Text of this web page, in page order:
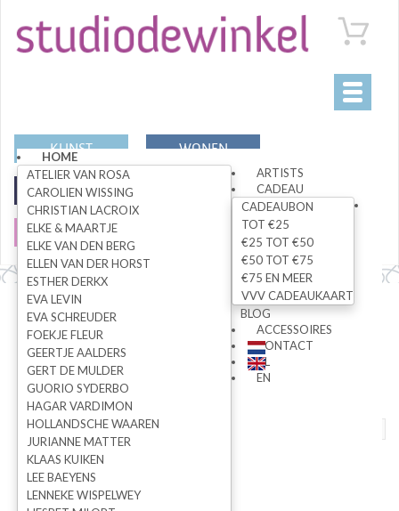
Toggle
HOME
ARTISTS
ATELIER VAN ROSA
CAROLIEN WISSING
CHRISTIAN LACROIX
ELKE & MAARTJE
ELKE VAN DEN BERG
ELLEN VAN DER HORST
ESTHER DERKX
EVA LEVIN
EVA SCHREUDER
FOEKJE FLEUR
GEERTJE AALDERS
GERT DE MULDER
GUORIO SYDERBO
HAGAR VARDIMON
HOLLANDSCHE WAAREN
JURIANNE MATTER
KLAAS KUIKEN
LEE BAEYENS
LENNEKE WISPELWEY
CADEAU
CADEAUBON
TOT €25
€25 TOT €50
€50 TOT €75
€75 EN MEER
VVV CADEAUKAART
BLOG
ACCESSOIRES
CONTACT
NL
EN
KUNST WONEN
MODE
SALE
ZOEK
terug naar overzicht
VERKOCHT Starmonkey